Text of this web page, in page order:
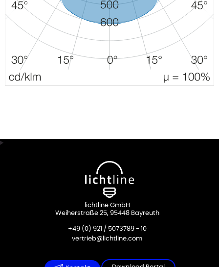
lichtline GmbH
Weiherstraße 25, 95448 Bayreuth
+49 (0) 921 / 5073789 - 10
vertrieb@lichtline.com